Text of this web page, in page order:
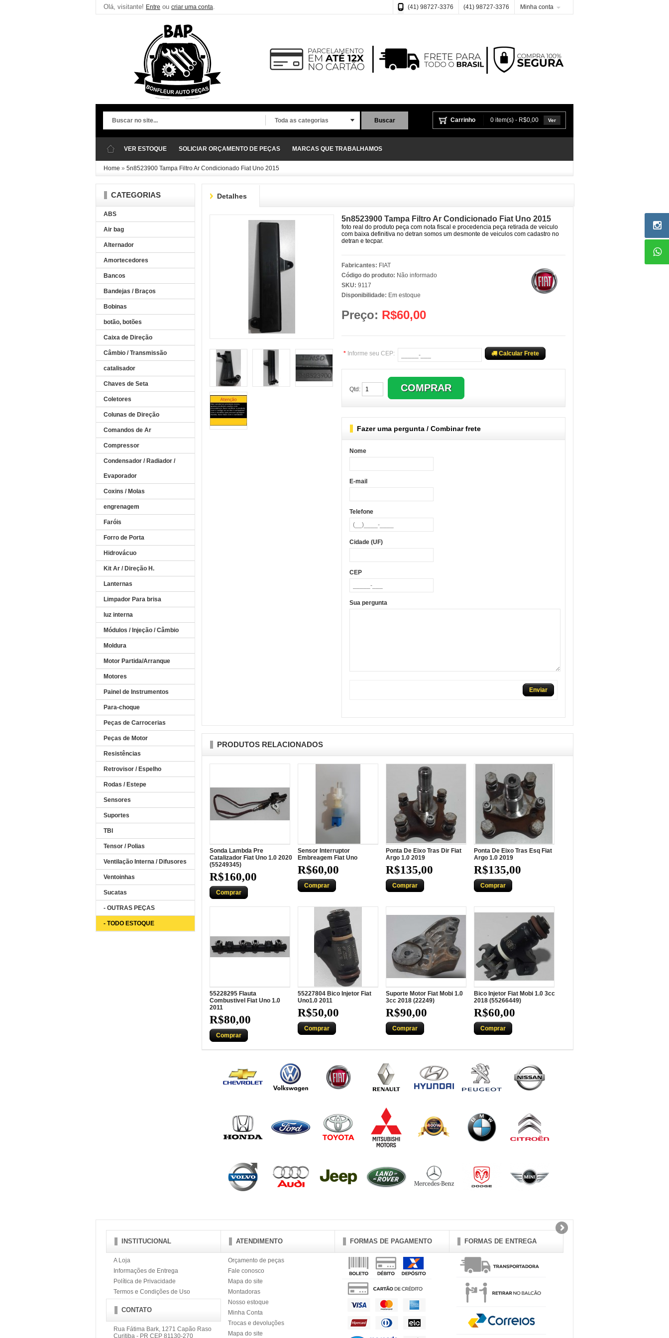
Olá, visitante! Entre ou criar uma conta. (41) 98727-3376 (41) 98727-3376 Minha conta
Toda as categorias Buscar Carrinho 0 item(s) - R$0,00 Ver
VER ESTOQUE SOLICIAR ORÇAMENTO DE PEÇAS MARCAS QUE TRABALHAMOS
Home » 5n8523900 Tampa Filtro Ar Condicionado Fiat Uno 2015
CATEGORIAS
ABS
Air bag
Alternador
Amortecedores
Bancos
Bandejas / Braços
Bobinas
botão, botões
Caixa de Direção
Câmbio / Transmissão
catalisador
Chaves de Seta
Coletores
Colunas de Direção
Comandos de Ar
Compressor
Condensador / Radiador /
Evaporador
Coxins / Molas
engrenagem
Faróis
Forro de Porta
Hidrovácuo
Kit Ar / Direção H.
Lanternas
Limpador Para brisa
luz interna
Módulos / Injeção / Câmbio
Moldura
Motor Partida/Arranque
Motores
Painel de Instrumentos
Para-choque
Peças de Carrocerias
Peças de Motor
Resistências
Retrovisor / Espelho
Rodas / Estepe
Sensores
Suportes
TBI
Tensor / Polias
Ventilação Interna / Difusores
Ventoinhas
Sucatas
- OUTRAS PEÇAS
- TODO ESTOQUE
Detalhes
5n8523900 Tampa Filtro Ar Condicionado Fiat Uno 2015
foto real do produto peça com nota fiscal e procedencia peça retirada de veiculo
com baixa definitiva no detran somos um desmonte de veiculos com cadastro no
detran e tecpar.
Fabricantes: FIAT
Código do produto: Não informado
SKU: 9117
Disponibilidade: Em estoque
Preço: R$60,00
* Informe seu CEP: Calcular Frete
Qtd:
Fazer uma pergunta / Combinar frete
Nome
E-mail
Telefone
Cidade (UF)
CEP
Sua pergunta
Enviar
PRODUTOS RELACIONADOS
Sonda Lambda Pre
Catalizador Fiat Uno 1.0 2020
(55249345)
R$160,00
Comprar
Sensor Interruptor
Embreagem Fiat Uno
R$60,00
Comprar
Ponta De Eixo Tras Dir Fiat
Argo 1.0 2019
R$135,00
Comprar
Ponta De Eixo Tras Esq Fiat
Argo 1.0 2019
R$135,00
Comprar
55228295 Flauta
Combustivel Fiat Uno 1.0
2011
R$80,00
Comprar
55227804 Bico Injetor Fiat
Uno1.0 2011
R$50,00
Comprar
Suporte Motor Fiat Mobi 1.0
3cc 2018 (22249)
R$90,00
Comprar
Bico Injetor Fiat Mobi 1.0 3cc
2018 (55266449)
R$60,00
Comprar
INSTITUCIONAL
A Loja
Informações de Entrega
Política de Privacidade
Termos e Condições de Uso
CONTATO
Rua Fátima Bark, 1271 Capão Raso
Curitiba - PR CEP 81130-270
ATENDIMENTO
Orçamento de peças
Fale conosco
Mapa do site
Montadoras
Nosso estoque
Minha Conta
Trocas e devoluções
Mapa do site
FORMAS DE PAGAMENTO FORMAS DE ENTREGA